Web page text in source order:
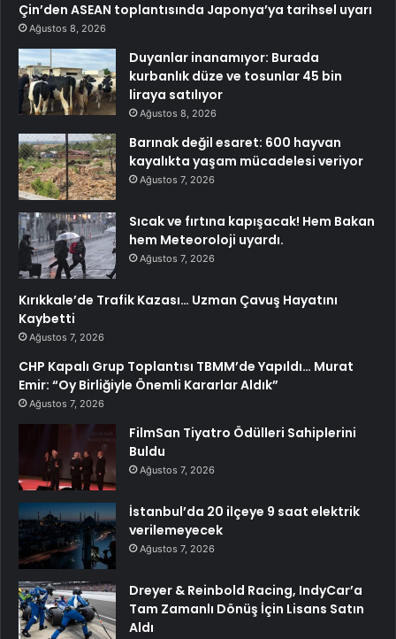
Çin’den ASEAN toplantısında Japonya’ya tarihsel uyarı
Ağustos 8, 2026
Duyanlar inanamıyor: Burada
kurbanlık düze ve tosunlar 45 bin
liraya satılıyor
Ağustos 8, 2026
Barınak değil esaret: 600 hayvan
kayalıkta yaşam mücadelesi veriyor
Ağustos 7, 2026
Sıcak ve fırtına kapışacak! Hem Bakan
hem Meteoroloji uyardı.
Ağustos 7, 2026
Kırıkkale’de Trafik Kazası… Uzman Çavuş Hayatını
Kaybetti
Ağustos 7, 2026
CHP Kapalı Grup Toplantısı TBMM’de Yapıldı… Murat
Emir: “Oy Birliğiyle Önemli Kararlar Aldık”
Ağustos 7, 2026
FilmSan Tiyatro Ödülleri Sahiplerini
Buldu
Ağustos 7, 2026
İstanbul’da 20 ilçeye 9 saat elektrik
verilemeyecek
Ağustos 7, 2026
Dreyer & Reinbold Racing, IndyCar’a
Tam Zamanlı Dönüş İçin Lisans Satın
Aldı